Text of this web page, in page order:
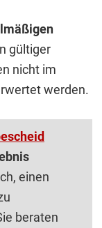
gültiger
nicht im
werden.
einen
beraten